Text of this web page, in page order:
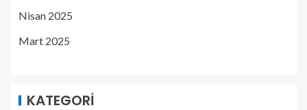
Nisan 2025
Mart 2025
KATEGORI